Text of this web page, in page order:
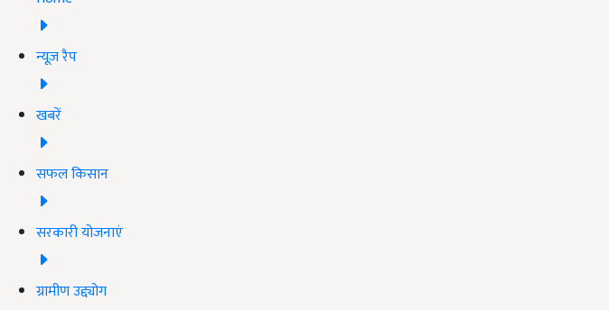
न्यूज़ रैप
खबरें
सफल किसान
सरकारी योजनाएं
ग्रामीण उद्द्योग